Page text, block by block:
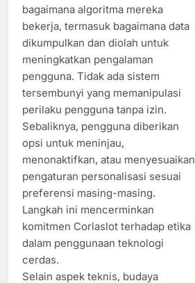
bagaimana algoritma mereka
bekerja, termasuk bagaimana data
dikumpulkan dan diolah untuk
meningkatkan pengalaman
pengguna. Tidak ada sistem
tersembunyi yang memanipulasi
perilaku pengguna tanpa izin.
Sebaliknya, pengguna diberikan
opsi untuk meninjau,
menonaktifkan, atau menyesuaikan
pengaturan personalisasi sesuai
preferensi masing-masing.
Langkah ini mencerminkan
komitmen Corlaslot terhadap etika
dalam penggunaan teknologi
cerdas.
Selain aspek teknis, budaya